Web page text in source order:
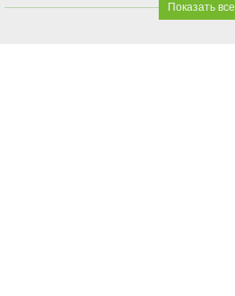
Показать все